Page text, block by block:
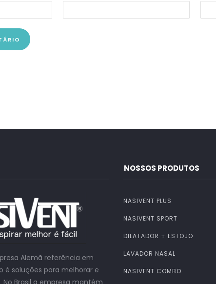
Alemã referência em
é soluções para melhorar e
Brasil a empresa mantém
NOSSOS PRODUTOS
NASIVENT PLUS
NASIVENT SPORT
DILATADOR + ESTOJO
LAVADOR NASAL
NASIVENT COMBO